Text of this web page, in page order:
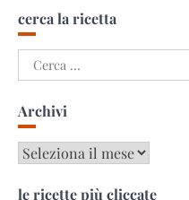
cerca la ricetta
Ricerca
per:
Archivi
Archivi
le ricette più cliccate